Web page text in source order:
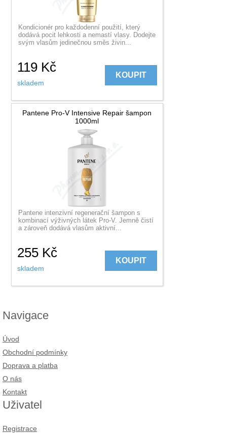
Kondicionér pro každodenní použití, který
dodává pocit lehkosti a nemastí vlasy. Dodejte
svým vlasům jedinečnou směs živin...
119 Kč
skladem
KOUPIT
Pantene Pro-V Intensive Repair šampon
1000ml
Pantene intenzivní regenerační šampon s
kombinací výživných látek Pro-V. Jemně čistí
a zároveň dodává vlasům aktivní...
255 Kč
skladem
KOUPIT
Navigace
Úvod
Obchodní podmínky
Doprava a platba
O nás
Kontakt
Uživatel
Registrace